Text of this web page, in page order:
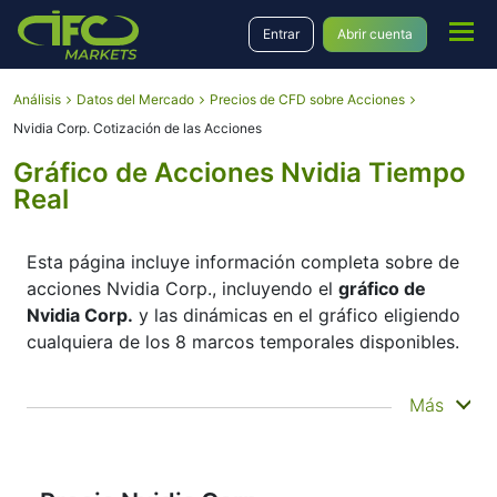
Entrar Abrir cuenta
Análisis Datos del Mercado
Precios de CFD sobre Acciones
Nvidia Corp. Cotización de las Acciones
Gráfico de Acciones Nvidia Tiempo
Real
Esta página incluye información completa sobre de
acciones Nvidia Corp., incluyendo el gráfico de
Nvidia Corp. y las dinámicas en el gráfico eligiendo
cualquiera de los 8 marcos temporales disponibles.
Moviendo el inicio y el final del marco temporal en
de visualización del
gráfico online de Nvidia Corp.
Más